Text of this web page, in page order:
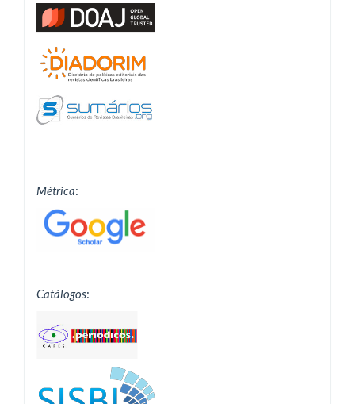
Métrica:
Catálogos: